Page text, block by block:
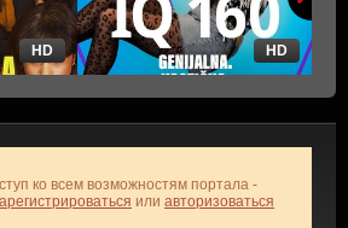
HD HD
ко всем возможностям портала -
или авторизоваться